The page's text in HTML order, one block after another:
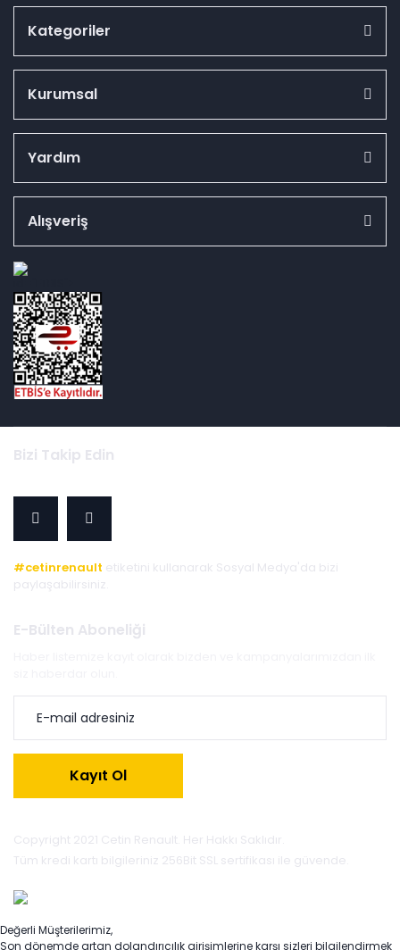
Kategoriler
Kurumsal
Yardım
Alışveriş
Bizi Takip Edin
#cetinrenault etiketini kullanarak Sosyal Medya'da bizi
paylaşabilirsiniz.
E-Bülten Aboneliği
Kayıt Ol
Copyright 2021 Cetin Renault. Her Hakkı Saklıdır.
Tüm kredi kartı bilgileriniz 256Bit SSL sertifikası ile güvende.
Değerli Müşterilerimiz,
Son dönemde artan dolandırıcılık girişimlerine karşı sizleri bilgilendirmek